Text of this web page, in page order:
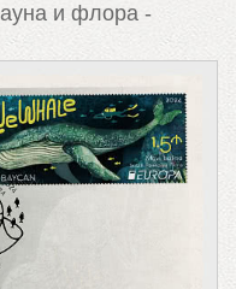
и флора -